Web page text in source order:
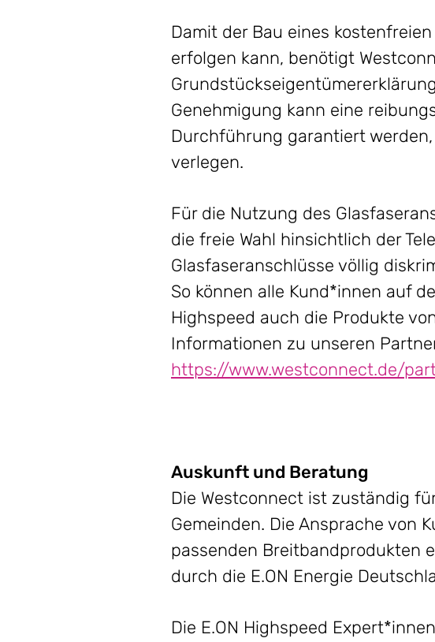
Damit der Bau eines
erfolgen kann, benötigt
Genehmigung kann eine
Durchführung garantiert
verlegen.
Für die Nutzung des
die freie Wahl hinsichtlich der
Glasfaseranschlüsse völlig
So können alle Kund*innen auf
Highspeed auch die Produkte
Informationen zu unseren
https://www.westconnect.de/
Auskunft und Beratung
Die Westconnect ist zuständig
Gemeinden. Die Ansprache von
passenden Breitbandprodukten
durch die E.ON Energie
Die E.ON Highspeed